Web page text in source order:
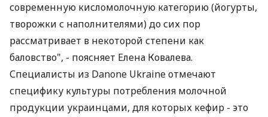
современную кисломолочную категорию (йогурты,
творожки с наполнителями) до сих пор
рассматривает в некоторой степени как
баловство", - поясняет Елена Ковалева.
Специалисты из Danone Ukraine отмечают
специфику культуры потребления молочной
продукции украинцами, для которых кефир - это